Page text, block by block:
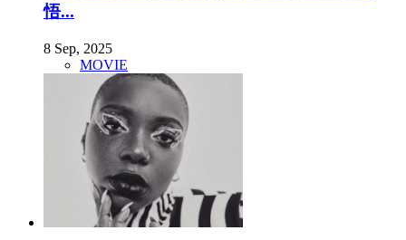
悟...
8 Sep, 2025
MOVIE